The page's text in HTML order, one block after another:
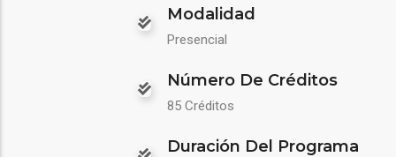
Modalidad
Presencial
Número De Créditos
85 Créditos
Duración Del Programa